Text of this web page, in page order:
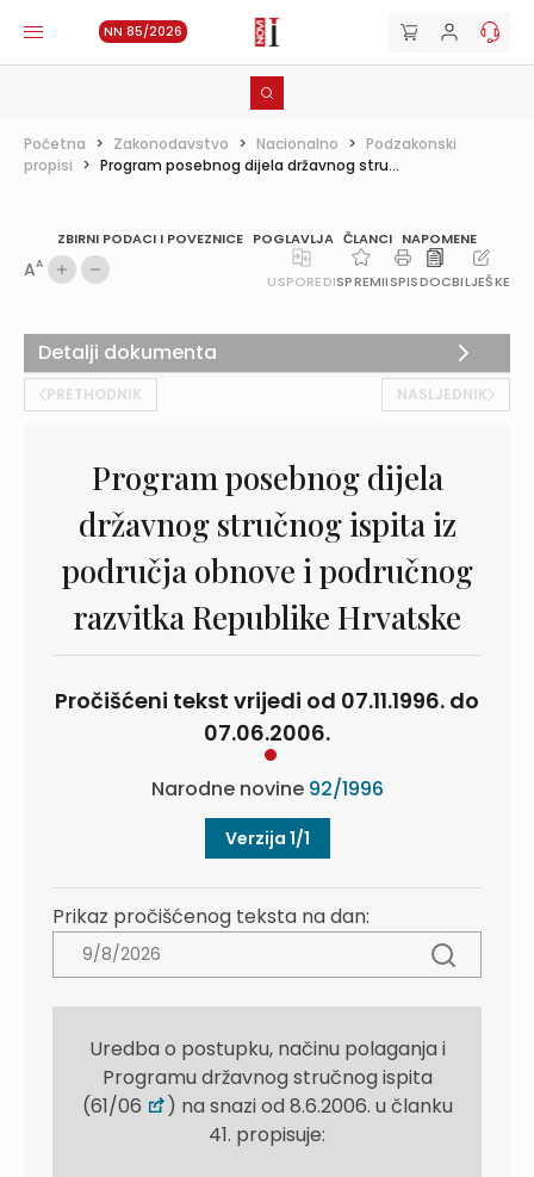
NN 85/2026
Početna > Zakonodavstvo > Nacionalno > Podzakonski
propisi > Program posebnog dijela državnog stru...
ZBIRNI PODACI I POVEZNICE POGLAVLJA ČLANCI NAPOMENE
AA
USPOREDISPREMIISPISDOCBILJEŠKE
PRETHODNIK NASLJEDNIK
Program posebnog dijela
državnog stručnog ispita iz
područja obnove i područnog
razvitka Republike Hrvatske
Pročišćeni tekst vrijedi od 07.11.1996. do
07.06.2006.
Narodne novine 92/1996
Verzija 1/1
Prikaz pročišćenog teksta na dan:
Uredba o postupku, načinu polaganja i
Programu državnog stručnog ispita
(61/06
) na snazi od 8.6.2006. u članku
41. propisuje:
Detalji dokumenta